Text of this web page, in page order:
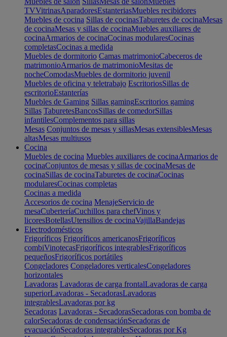
TVVitrinasAparadoresEstanteriasMuebles recibidores
Muebles de cocina Sillas de cocinasTaburetes de cocinaMesas
de cocinaMesas y sillas de cocinaMuebles auxiliares de
cocinaArmarios de cocinaCocinas modularesCocinas
completasCocinas a medida
Muebles de dormitorio Camas matrimonioCabeceros de
matrimonioArmarios de matrimonioMesitas de
nocheComodasMuebles de dormitorio juvenil
Muebles de oficina y teletrabajo EscritoriosSillas de
escritorioEstanterías
Muebles de Gaming Sillas gamingEscritorios gaming
Sillas TaburetesBancosSillas de comedorSillas
infantilesComplementos para sillas
Mesas Conjuntos de mesas y sillasMesas extensiblesMesas
altasMesas multiusos
Cocina
Muebles de cocina Muebles auxiliares de cocinaArmarios de
cocinaConjuntos de mesas y sillas de cocinaMesas de
cocinaSillas de cocinaTaburetes de cocinaCocinas
modularesCocinas completas
Cocinas a medida
Accesorios de cocina MenajeServicio de
mesaCuberteríaCuchillos para chefVinos y
licoresBotellasUtensilios de cocinaVajillaBandejas
Electrodomésticos
Frigoríficos Frigoríficos americanosFrigoríficos
combiVinotecasFrigoríficos integrablesFrigoríficos
pequeñosFrigoríficos portátiles
Congeladores Congeladores verticalesCongeladores
horizontales
Lavadoras Lavadoras de carga frontalLavadoras de carga
superiorLavadoras - SecadorasLavadoras
integrablesLavadoras por kg
Secadoras Lavadoras - SecadorasSecadoras con bomba de
calorSecadoras de condensaciónSecadoras de
evacuaciónSecadoras integrablesSecadoras por Kg